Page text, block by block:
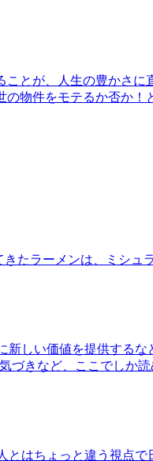
とが、人生の豊かさに
物件をモテるか否か！
たラーメンは、ミシュ
しい価値を提供するな
づきなど、ここでしか
はちょっと違う視点で